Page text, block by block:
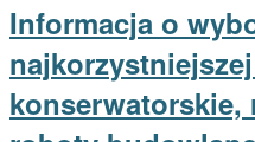
Informacja o
konserwatorskie,